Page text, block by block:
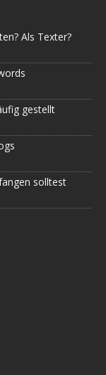
Als Texter?
gestellt
solltest